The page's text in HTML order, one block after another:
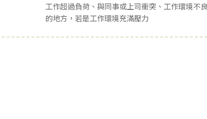
工作超過負荷、與同事或上司衝突、工作環境不
的地方，若是工作環境充滿壓力